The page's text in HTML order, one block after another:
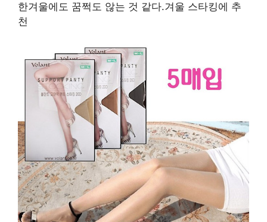
한겨울에도 꿈쩍도 않는 것 같다.겨울 스타킹에 추
천